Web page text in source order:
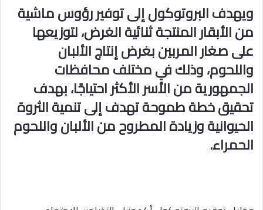
ويهدف البروتوكول إلى توفير رؤوس ماشية
من الأبقار المنتجة ثنائية الغرض، لتوزيعها
على صغار المربين بغرض إنتاج الألبان
واللحوم، وذلك في مختلف محافظات
الجمهورية من الأسر الأكثر احتياجًا، بهدف
تحقيق خطة طموحة تهدف إلى تنمية الثروة
الحيوانية وزيادة المطروح من الألبان واللحوم
الحمراء.